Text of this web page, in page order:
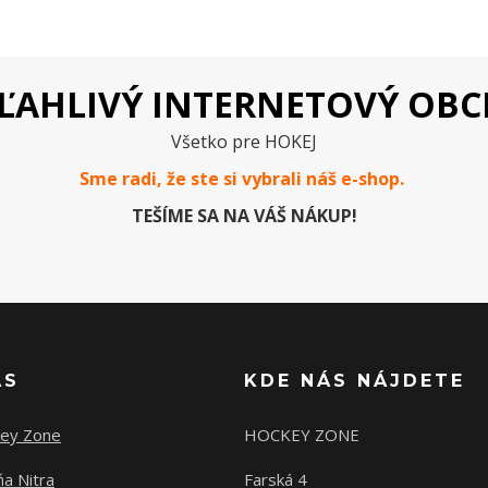
INTERNETOVÝ
Všetko pre HOKEJ
Sme radi, že ste si vybrali náš e-shop.
TEŠÍME SA NA VÁŠ NÁKUP!
Zone
Nitra
KDE NÁS NÁJDETE
HOCKEY ZONE
Farská 4